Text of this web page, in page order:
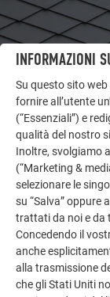
LASCIATI
ALTRI OGGETTI
La galleria di
soluzioni in
impianti solari
GUARDA
INFORMAZIONI
Su questo sito
fornire all’utente
(“Essenziali”) e
qualità del nostro
Inoltre, svolgiamo
(“Marketing &
selezionare le
su “Salva” oppure
trattati da noi e da
Concedendo il
anche
alla trasmissione
che gli Stati Uniti